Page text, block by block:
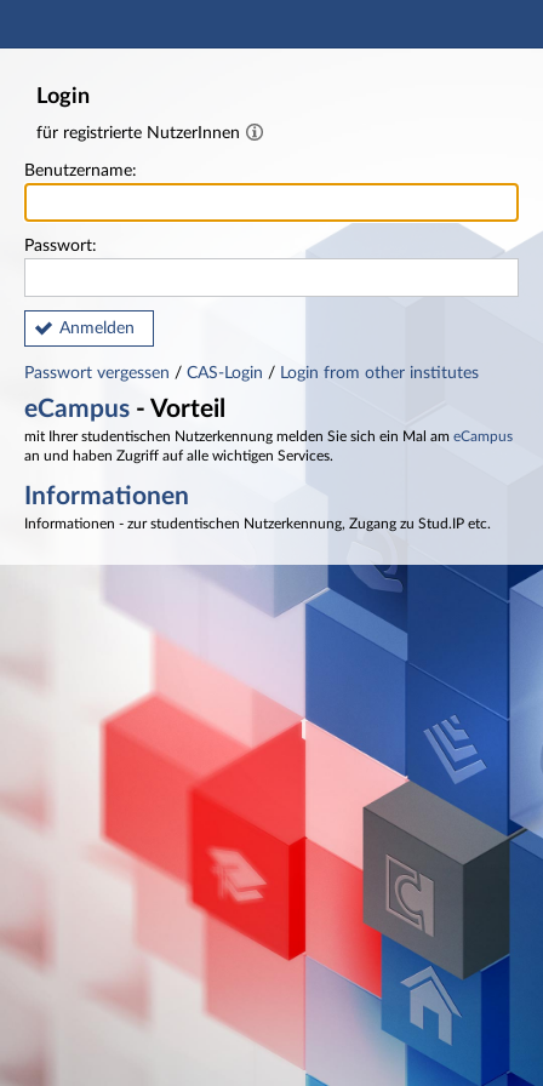
Hauptnavigation
Login
für registrierte NutzerInnen
Benutzername:
Passwort:
Anmelden
Passwort vergessen / CAS-Login / Login from other institutes
eCampus - Vorteil
mit Ihrer studentischen Nutzerkennung melden Sie sich ein Mal am eCampus
an und haben Zugriff auf alle wichtigen Services.
Informationen
Informationen - zur studentischen Nutzerkennung, Zugang zu Stud.IP etc.